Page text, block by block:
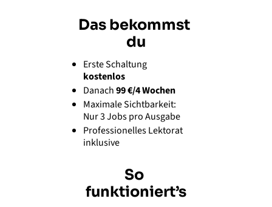
Das bekommst
du
kostenlos
Danach 99 €/4 Wochen
Maximale Sichtbarkeit:
Nur 3 Jobs pro Ausgabe
Professionelles Lektorat
inklusive
So
funktioniert’s